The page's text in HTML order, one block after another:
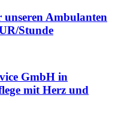
Ambulanten
Stunde
GmbH in
mit Herz und